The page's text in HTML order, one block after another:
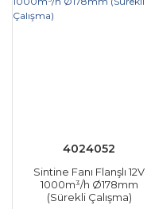
4024052
Sintine Fanı Flanşlı 12V
1000m³/h Ø178mm
(Sürekli Çalışma)